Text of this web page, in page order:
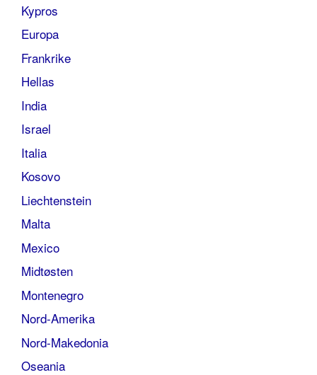
Kypros
Europa
Frankrike
Hellas
India
Israel
Italia
Kosovo
Liechtenstein
Malta
Mexico
Midtøsten
Montenegro
Nord-Amerika
Nord-Makedonia
Oseania